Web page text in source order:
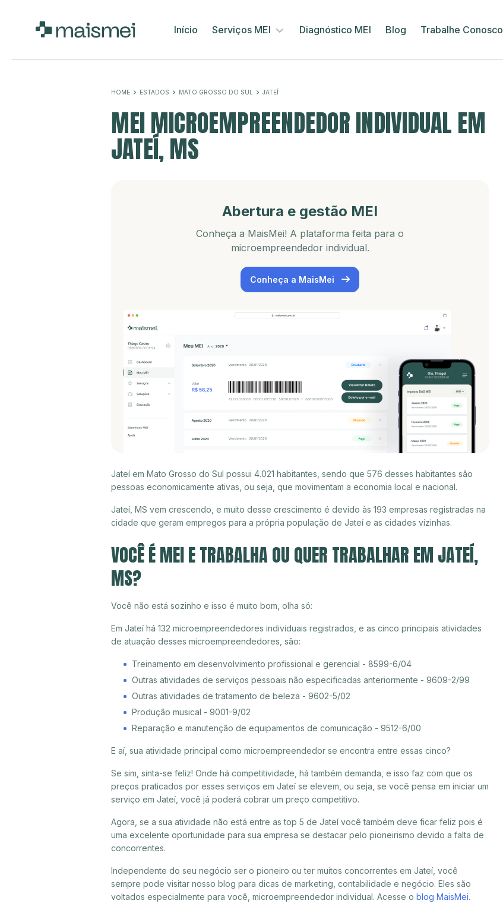
Início Serviços MEI Diagnóstico MEI Blog Trabalhe Conosco
HOME ESTADOS MATO GROSSO DO SUL JATEÍ
MEI MICROEMPREENDEDOR INDIVIDUAL EM
JATEÍ, MS
Abertura e gestão MEI
Conheça a MaisMei! A plataforma feita para o
microempreendedor individual.
Conheça a MaisMei
Jateí em Mato Grosso do Sul possui 4.021 habitantes, sendo que 576 desses habitantes são
pessoas economicamente ativas, ou seja, que movimentam a economia local e nacional.
Jateí, MS vem crescendo, e muito desse crescimento é devido às 193 empresas registradas na
cidade que geram empregos para a própria população de Jateí e as cidades vizinhas.
VOCÊ É MEI E TRABALHA OU QUER TRABALHAR EM JATEÍ,
MS?
Você não está sozinho e isso é muito bom, olha só:
Em Jateí há 132 microempreendedores individuais registrados, e as cinco principais atividades
de atuação desses microempreendedores, são:
Treinamento em desenvolvimento profissional e gerencial - 8599-6/04
Outras atividades de serviços pessoais não especificadas anteriormente - 9609-2/99
Outras atividades de tratamento de beleza - 9602-5/02
Produção musical - 9001-9/02
Reparação e manutenção de equipamentos de comunicação - 9512-6/00
E aí, sua atividade principal como microempreendedor se encontra entre essas cinco?
Se sim, sinta-se feliz! Onde há competitividade, há também demanda, e isso faz com que os
preços praticados por esses serviços em Jateí se elevem, ou seja, se você pensa em iniciar um
serviço em Jateí, você já poderá cobrar um preço competitivo.
Agora, se a sua atividade não está entre as top 5 de Jateí você também deve ficar feliz pois é
uma excelente oportunidade para sua empresa se destacar pelo pioneirismo devido a falta de
concorrentes.
Independente do seu negócio ser o pioneiro ou ter muitos concorrentes em Jateí, você
sempre pode visitar nosso blog para dicas de marketing, contabilidade e negócio. Eles são
voltados especialmente para você, microempreendedor individual. Acesse o blog MaisMei.